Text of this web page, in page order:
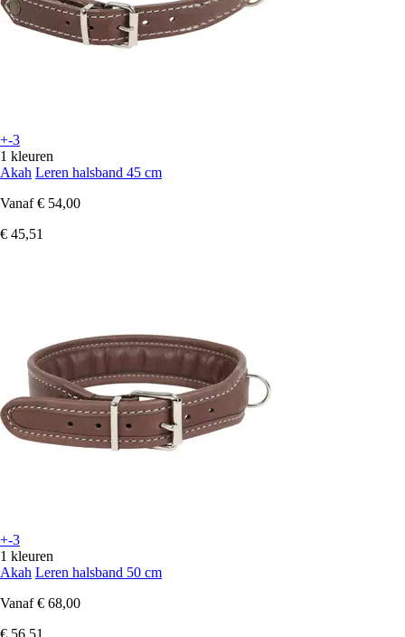
+-3
1 kleuren
Akah Leren halsband 45 cm
Vanaf € 54,00
€ 45,51
+-3
1 kleuren
Akah Leren halsband 50 cm
Vanaf € 68,00
€ 56,51